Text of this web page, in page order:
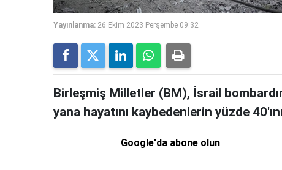
Yayınlanma: 26 Ekim 2023 Perşembe 09:32
Birleşmiş Milletler (BM), İsrail
yana hayatını kaybedenlerin yüzde
Google'da abone olun